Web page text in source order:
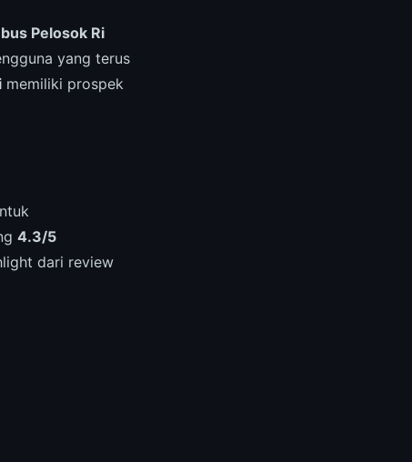
Pelosok Ri
yang terus
memiliki prospek
4.3/5
dari review